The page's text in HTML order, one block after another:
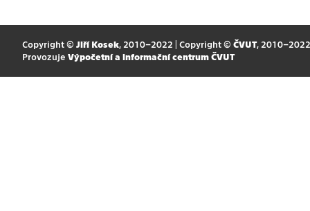
Copyright © Jiří Kosek, 2010–2022 | Copyright © ČVUT, 2010–2022
Provozuje Výpočetní a informační centrum ČVUT